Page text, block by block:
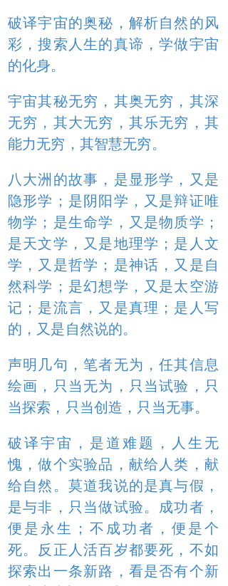
破译宇宙的奥秘，解析自然的风
彩，搜索人生的真谛，学做宇宙
的化身。
宇宙其秘无穷，其奥无穷，其深
无穷，其大无穷，其乐无穷，其
能力无穷，其智慧无穷。
八大洲的故事，是显形学，又是
隐形学；是阴阳学，又是辩证唯
物学；是生命学，又是物质学；
是天文学，又是地理学；是人文
学，又是哲学；是神话，又是自
然科学；是幻想学，又是太空游
记；是流言，又是真理；是人写
的，又是自然说的。
声明几句，笔者无为，任其信息
绘画，只当无为，只当试验，只
当探索，只当创造，只当无事。
破译宇宙，是道难题，人生无
愧，做个实验品，献给人类，献
给自然。莫道我说的是真与假，
是与非，只当做试验。成功者，
便是永生；不成功者，便是个
死。反正人活百岁都要死，不如
探索出一条新路，看是否有个新